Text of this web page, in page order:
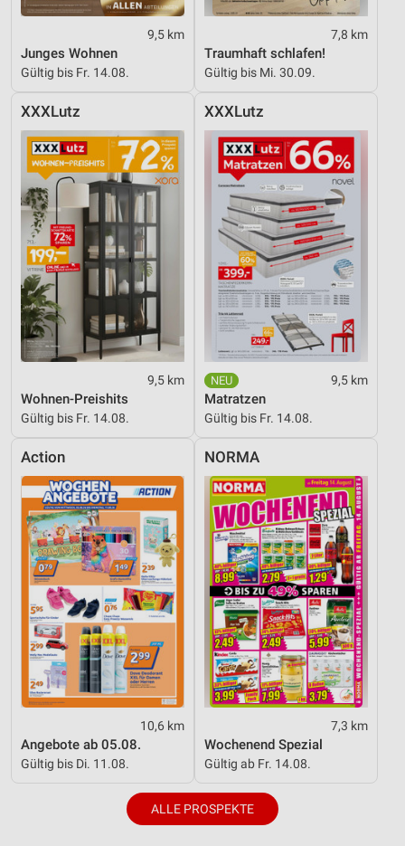
9,5 km
Junges Wohnen
Gültig bis Fr. 14.08.
7,8 km
Traumhaft schlafen!
Gültig bis Mi. 30.09.
XXXLutz
9,5 km
Wohnen-Preishits
Gültig bis Fr. 14.08.
XXXLutz
9,5 km
Matratzen
Gültig bis Fr. 14.08.
Action
10,6 km
Angebote ab 05.08.
Gültig bis Di. 11.08.
NORMA
7,3 km
Wochenend Spezial
Gültig ab Fr. 14.08.
ALLE PROSPEKTE